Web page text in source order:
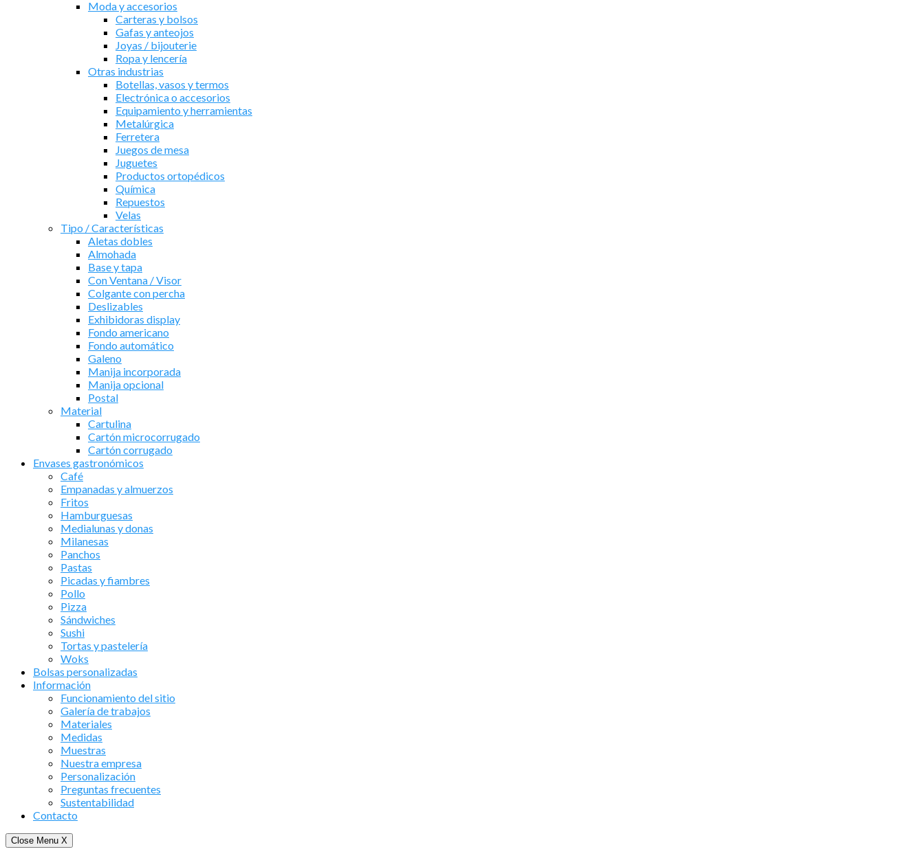
Moda y accesorios
Carteras y bolsos
Gafas y anteojos
Joyas / bijouterie
Ropa y lencería
Otras industrias
Botellas, vasos y termos
Electrónica o accesorios
Equipamiento y herramientas
Metalúrgica
Ferretera
Juegos de mesa
Juguetes
Productos ortopédicos
Química
Repuestos
Velas
Tipo / Características
Aletas dobles
Almohada
Base y tapa
Con Ventana / Visor
Colgante con percha
Deslizables
Exhibidoras display
Fondo americano
Fondo automático
Galeno
Manija incorporada
Manija opcional
Postal
Material
Cartulina
Cartón microcorrugado
Cartón corrugado
Envases gastronómicos
Café
Empanadas y almuerzos
Fritos
Hamburguesas
Medialunas y donas
Milanesas
Panchos
Pastas
Picadas y fiambres
Pollo
Pizza
Sándwiches
Sushi
Tortas y pastelería
Woks
Bolsas personalizadas
Información
Funcionamiento del sitio
Galería de trabajos
Materiales
Medidas
Muestras
Nuestra empresa
Personalización
Preguntas frecuentes
Sustentabilidad
Contacto
Close Menu X